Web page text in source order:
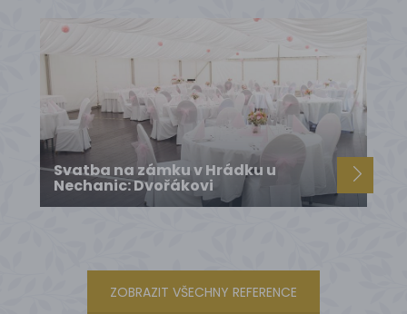
Svatba na zámku v Hrádku u
Nechanic: Dvořákovi
ZOBRAZIT VŠECHNY REFERENCE